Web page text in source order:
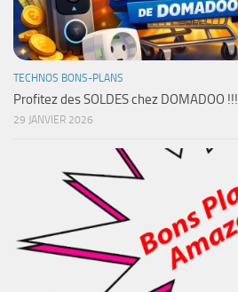
TECHNOS BONS-PLANS
Profitez des SOLDES chez DOMADOO !!!
29 JANVIER 2026